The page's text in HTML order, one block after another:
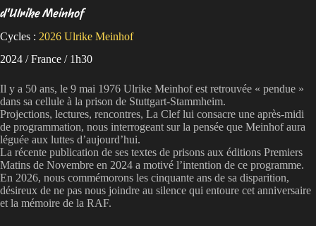
d'Ulrike Meinhof
Cycles : 2026 Ulrike Meinhof
2024 / France / 1h30
Il y a 50 ans, le 9 mai 1976 Ulrike Meinhof est retrouvée « pendue »
dans sa cellule à la prison de Stuttgart-Stammheim.
Projections, lectures, rencontres, La Clef lui consacre une après-midi
de programmation, nous interrogeant sur la pensée que Meinhof aura
léguée aux luttes d’aujourd’hui.
La récente publication de ses textes de prisons aux éditions Premiers
Matins de Novembre en 2024 a motivé l’intention de ce programme.
En 2026, nous commémorons les cinquante ans de sa disparition,
désireux de ne pas nous joindre au silence qui entoure cet anniversaire
et la mémoire de la RAF.